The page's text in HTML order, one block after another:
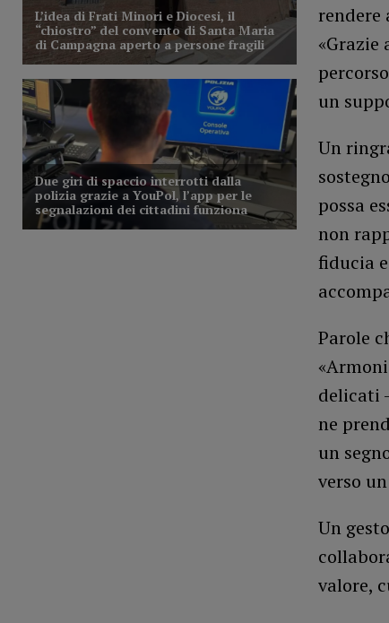
«Grazie
un
Un
possa
non
fiducia
Parole
delicati
ne
un
verso
Un
valore,